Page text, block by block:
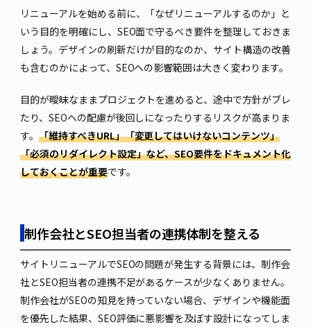
リニューアルを始める前に、「なぜリニューアルするのか」と
いう目的を明確にし、SEO面で守るべき要件を整理しておきま
しょう。デザインの刷新だけが目的なのか、サイト構造の改善
も含むのかによって、SEOへの影響範囲は大きく変わります。
目的が曖昧なままプロジェクトを進めると、途中で方針がブレ
たり、SEOへの配慮が後回しになったりするリスクが高まりま
す。 「維持すべきURL」「変更してはいけないコンテンツ」
「必須のリダイレクト設定」など、SEO要件をドキュメント化
しておくことが重要です。
制作会社とSEO担当者の連携体制を整える
サイトリニューアルでSEOの問題が発生する背景には、制作会
社とSEO担当者の連携不足があるケースが少なくありません。
制作会社がSEOの知見を持っていない場合、デザインや機能面
を優先した結果、SEO評価に悪影響を及ぼす設計になってしま